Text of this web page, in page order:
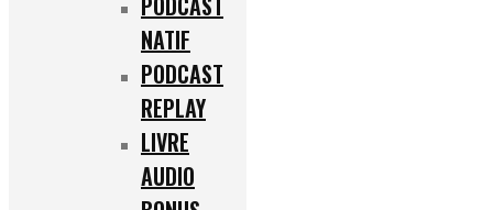
NATIF
PODCAST
REPLAY
LIVRE
AUDIO